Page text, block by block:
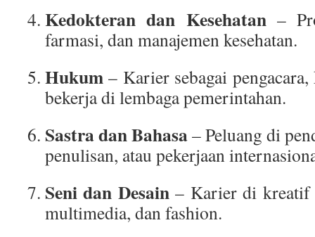
Kedokteran dan Kesehatan–
farmasi, dan manajemen kesehatan.
Hukum – Karier sebagai
bekerja di lembaga pemerintahan.
Sastra dan Bahasa– Peluang di
penulisan, atau pekerjaan
Seni dan Desain– Karier di kreatif
multimedia, dan fashion.